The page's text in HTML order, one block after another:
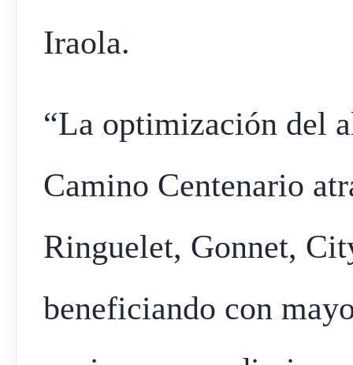
Iraola.
“La optimización del
Camino Centenario
Ringuelet, Gonnet,
beneficiando con